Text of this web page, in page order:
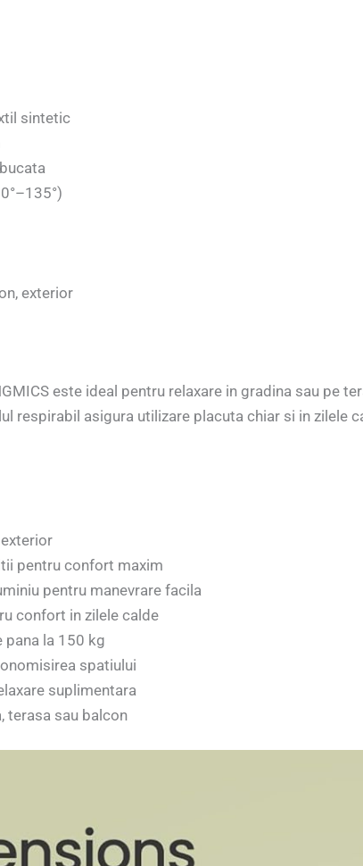
sintetic
exterior
este ideal pentru relaxare in gradina sau
respirabil asigura utilizare placuta chiar si in
pentru confort maxim
pentru manevrare facila
confort in zilele calde
pana la 150 kg
spatiului
suplimentara
terasa sau balcon